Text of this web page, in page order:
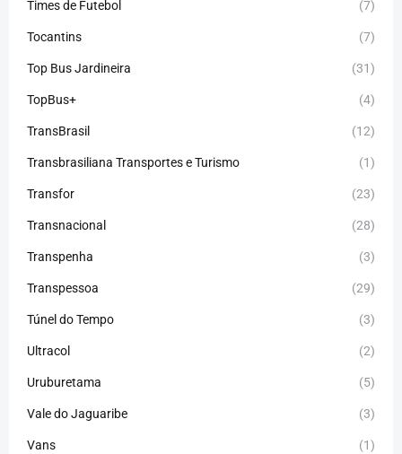
Times de Futebol (7)
Tocantins (7)
Top Bus Jardineira (31)
TopBus+ (4)
TransBrasil (12)
Transbrasiliana Transportes e Turismo (1)
Transfor (23)
Transnacional (28)
Transpenha (3)
Transpessoa (29)
Túnel do Tempo (3)
Ultracol (2)
Uruburetama (5)
Vale do Jaguaribe (3)
Vans (1)